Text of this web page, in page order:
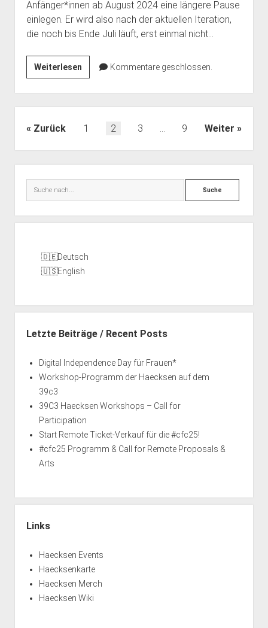
Anfänger*innen ab August 2024 eine längere Pause
einlegen. Er wird also nach der aktuellen Iteration,
die noch bis Ende Juli läuft, erst einmal nicht…
WeiterlesenPythonkurs
für
absolute
Anfänger*innen
Kommentare geschlossen.
Seitennummerierung
Zurück 1 2 3 … 9 Weiter
Suche
Deutsch
English
Letzte Beiträge / Recent Posts
Digital Independence Day für Frauen*
Workshop-Programm der Haecksen auf dem
39c3
39C3 Haecksen Workshops – Call for
Participation
Start Remote Ticket-Verkauf für die #cfc25!
#cfc25 Programm & Call for Remote Proposals &
Arts
Links
Haecksen Events
Haecksenkarte
Haecksen Merch
Haecksen Wiki